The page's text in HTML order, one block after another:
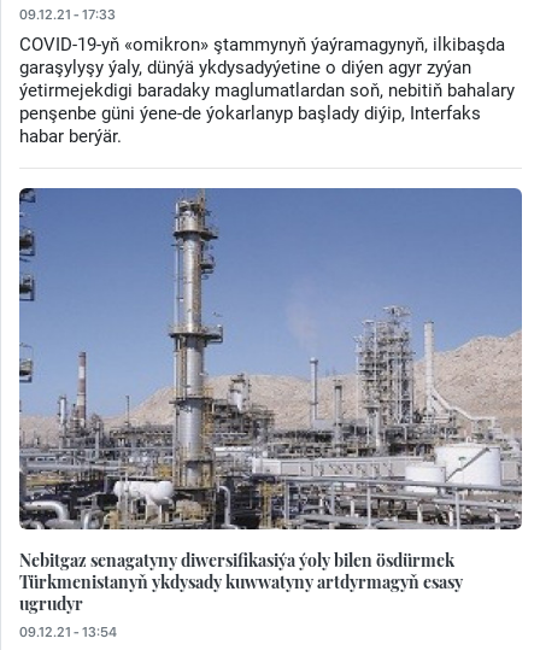
09.12.21 - 17:33
COVID-19-yň «omikron» ştammynyň ýaýramagynyň, ilkibaşda
garaşylyşy ýaly, dünýä ykdysadyýetine o diýen agyr zyýan
ýetirmejekdigi baradaky maglumatlardan soň, nebitiň bahalary
penşenbe güni ýene-de ýokarlanyp başlady diýip, Interfaks
habar berýär.
Nebitgaz senagatyny diwersifikasiýa ýoly bilen ösdürmek
Türkmenistanyň ykdysady kuwwatyny artdyrmagyň esasy
ugrudyr
09.12.21 - 13:54